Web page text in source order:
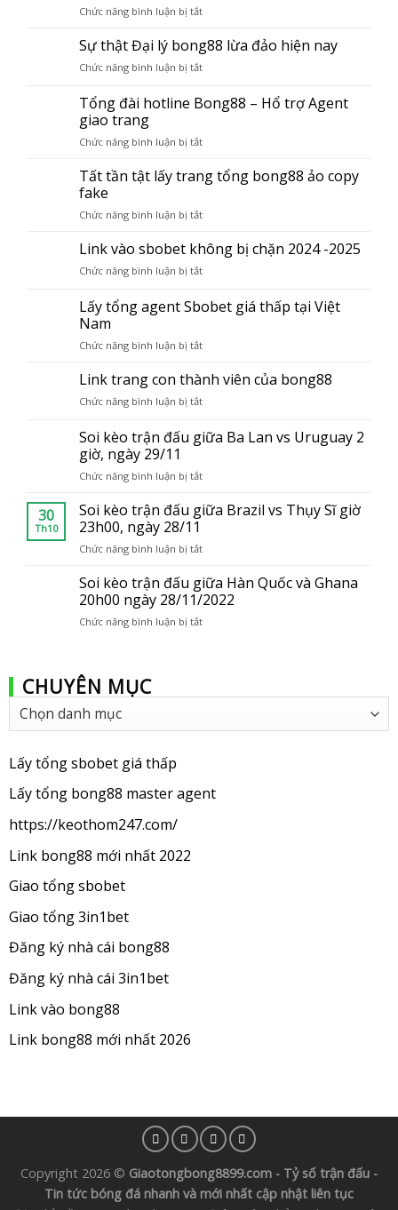
Chức năng bình luận bị tắtở
3
trang
đăng
thành
lừa
hiện
Sự thật Đại lý bong88 lừa đảo hiện nay
Chức năng bình luận bị tắtở
Đại
bong88
đảo
hiện
Tổng đài hotline Bong88 – Hổ trợ Agent
giao trang
Chức năng bình luận bị tắtở
đài
hotline
–
trợ
giao
Tất tần tật lấy trang tổng bong88 ảo copy
fake
Chức năng bình luận bị tắtở
tần
lấy
tổng
copy
Link vào sbobet không bị chặn 2024 -2025
Chức năng bình luận bị tắtở
vào
sbobet
bị
2024
Lấy tổng agent Sbobet giá thấp tại Việt
Nam
Chức năng bình luận bị tắtở
tổng
Sbobet
thấp
Nam
Link trang con thành viên của bong88
Chức năng bình luận bị tắtở
trang
con
viên
bong88
Soi kèo trận đấu giữa Ba Lan vs Uruguay 2
giờ, ngày 29/11
Chức năng bình luận bị tắtở
kèo
giữa
Lan
vs
2
30
Th10
Soi kèo trận đấu giữa Brazil vs Thụy Sĩ giờ
23h00, ngày 28/11
Chức năng bình luận bị tắtở
kèo
trận
đấu
giữa
giờ
ngày
Soi kèo trận đấu giữa Hàn Quốc và Ghana
20h00 ngày 28/11/2022
Chức năng bình luận bị tắtở
giữa
ngày
28/11/2022
CHUYÊN MỤC
Chuyên
mục
Lấy tổng sbobet giá thấp
Lấy tổng bong88 master agent
https://keothom247.com/
Link bong88 mới nhất 2022
Giao tổng sbobet
Giao tổng 3in1bet
Đăng ký nhà cái bong88
Đăng ký nhà cái 3in1bet
Link vào bong88
Link bong88 mới nhất 2026
Copyright 2026 © Giaotongbong8899.com - Tỷ số trận đấu -
Tin tức bóng đá nhanh và mới nhất cập nhật liên tục